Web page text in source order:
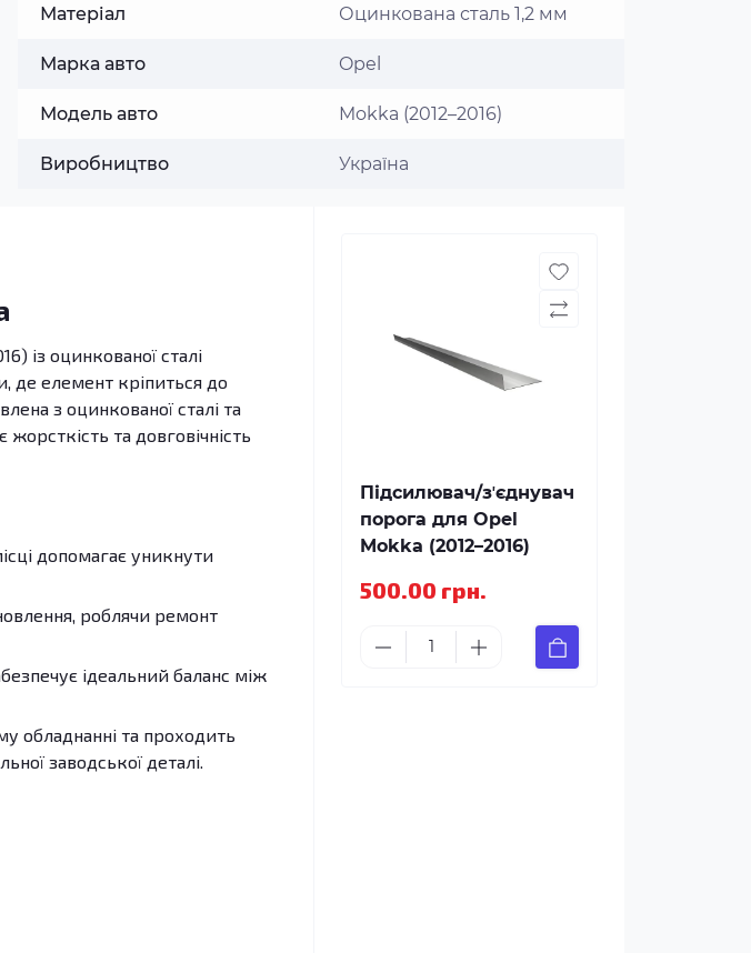
Матеріал Оцинкована сталь 1,2 мм
Марка авто Opel
Модель авто Mokka (2012–2016)
Виробництво Україна
із оцинкованої сталі
де елемент кріпиться до
з оцинкованої сталі та
та довговічність
допомагає уникнути
роблячи ремонт
ідеальний баланс між
обладнанні та проходить
заводської деталі.
Підсилювач/зʼєднувач
порога для Opel
Mokka (2012–2016)
500.00 грн.